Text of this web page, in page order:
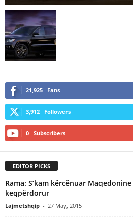
21,925 Fans
3,912 Followers
0 Subscribers
EDITOR PICKS
Rama: S’kam kërcënuar Maqedonine
keqpërdorur
Lajmetshqip - 27 May, 2015